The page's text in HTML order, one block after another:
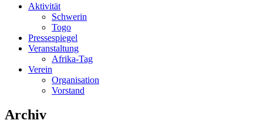
Aktivität
Schwerin
Togo
Pressespiegel
Veranstaltung
Afrika-Tag
Verein
Organisation
Vorstand
Archiv